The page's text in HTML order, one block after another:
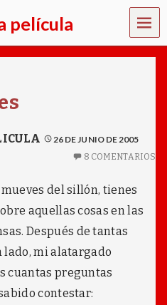
película
MEN
Ú
26 DE JUNIO DE 2005
8 COMENTARIOS
del sillón, tienes
aquellas cosas en las
Después de tantas
lado, mi alatargado
cuantas preguntas
contestar: